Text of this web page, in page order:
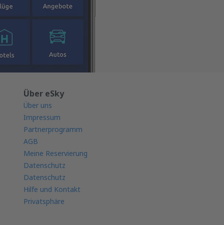
Über eSky
Über uns
Impressum
Partnerprogramm
AGB
Meine Reservierung
Datenschutz
Datenschutz
Hilfe und Kontakt
Privatsphäre